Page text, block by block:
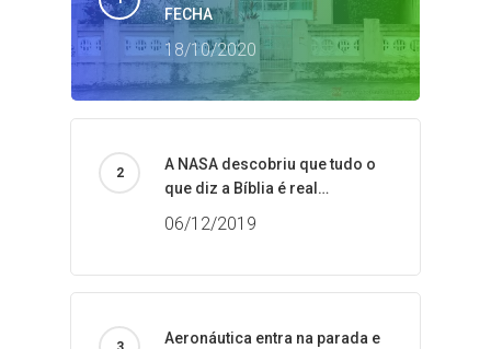
FECHA
18/10/2020
A NASA descobriu que tudo o
que diz a Bíblia é real…
06/12/2019
Aeronáutica entra na parada e